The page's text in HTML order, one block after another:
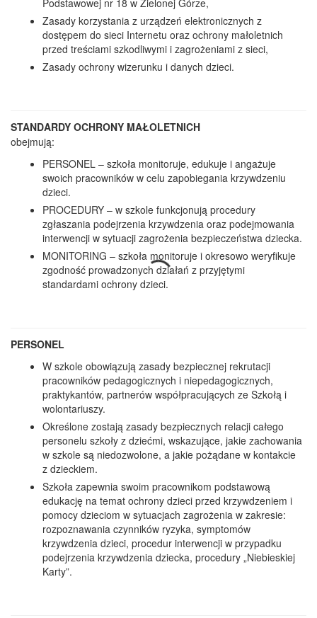
Zasady korzystania z urządzeń elektronicznych z
dostępem do sieci Internetu oraz ochrony małoletnich
przed treściami szkodliwymi i zagrożeniami z sieci,
Zasady ochrony wizerunku i danych dzieci.
STANDARDY OCHRONY MAŁOLETNICH
obejmują:
PERSONEL – szkoła monitoruje, edukuje i angażuje
swoich pracowników w celu zapobiegania krzywdzeniu
dzieci.
PROCEDURY – w szkole funkcjonują procedury
zgłaszania podejrzenia krzywdzenia oraz podejmowania
interwencji w sytuacji zagrożenia bezpieczeństwa dziecka.
MONITORING – szkoła monitoruje i okresowo weryfikuje
zgodność prowadzonych działań z przyjętymi
standardami ochrony dzieci.
PERSONEL
W szkole obowiązują zasady bezpiecznej rekrutacji
pracowników pedagogicznych i niepedagogicznych,
praktykantów, partnerów współpracujących ze Szkołą i
wolontariuszy.
Określone zostają zasady bezpiecznych relacji całego
personelu szkoły z dziećmi, wskazujące, jakie zachowania
w szkole są niedozwolone, a jakie pożądane w kontakcie
z dzieckiem.
Szkoła zapewnia swoim pracownikom podstawową
edukację na temat ochrony dzieci przed krzywdzeniem i
pomocy dzieciom w sytuacjach zagrożenia w zakresie:
rozpoznawania czynników ryzyka, symptomów
krzywdzenia dzieci, procedur interwencji w przypadku
podejrzenia krzywdzenia dziecka, procedury „Niebieskiej
Karty”.